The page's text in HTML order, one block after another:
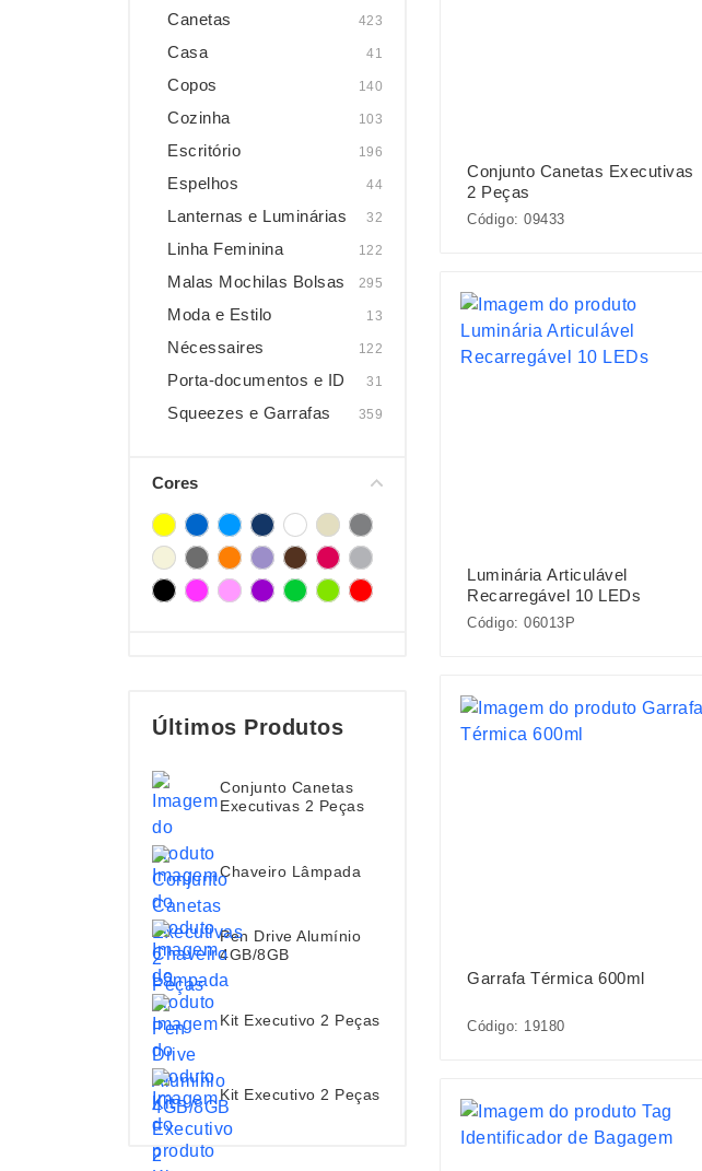
Canetas 423
Casa 41
Copos 140
Cozinha 103
Escritório 196
Espelhos 44
Lanternas e Luminárias 32
Linha Feminina 122
Malas Mochilas Bolsas 295
Moda e Estilo 13
Nécessaires 122
Porta-documentos e ID 31
Squeezes e Garrafas 359
Cores
Últimos Produtos
Conjunto Canetas
Executivas 2 Peças
Chaveiro Lâmpada
Pen Drive Alumínio
4GB/8GB
Kit Executivo 2 Peças
Kit Executivo 2 Peças
Conjunto Canetas Executivas
2 Peças
Código: 09433
Luminária Articulável
Recarregável 10 LEDs
Código: 06013P
Garrafa Térmica 600ml
Código: 19180